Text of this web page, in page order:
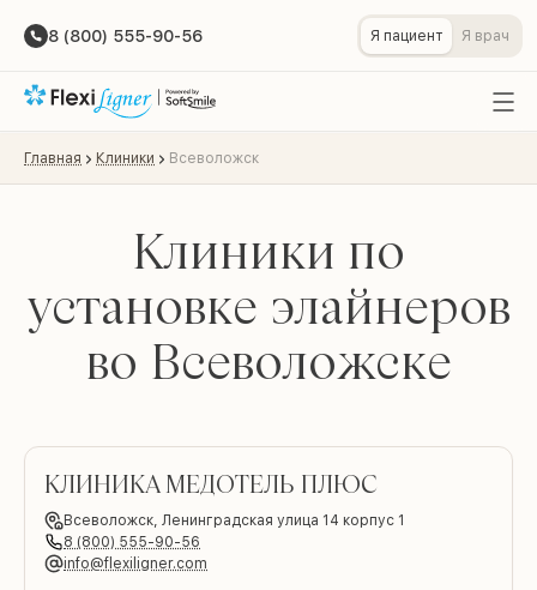
8 (800) 555-90-56 Я пациент Я врач
Главная Клиники Всеволожск
Клиники по
установке элайнеров
во Всеволожске
КЛИНИКА МЕДОТЕЛЬ ПЛЮС
Всеволожск, Ленинградская улица 14 корпус 1
8 (800) 555-90-56
info@flexiligner.com